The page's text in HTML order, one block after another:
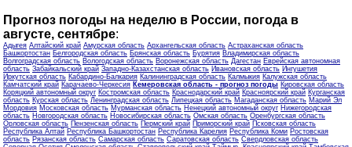
Прогноз погоды на неделю в России, погода в
августе, сентябре:
Адыгея Алтайский край Амурская область Архангельская область Астраханская область
Башкортостан Белгородская область Брянская область Бурятия Владимирская область
Волгоградская область Вологодская область Воронежская область Дагестан Еврейская автономная
область Забайкальский край Западно-Казахстанская область Ивановская область Ингушетия
Иркутская область Кабардино-Балкария Калининградская область Калмыкия Калужская область
Камчатский край Карачаево-Черкесия Кемеровская область - прогноз погоды Кировская область
Коряцкий автономный округ Костромская область Краснодарский край Красноярский край Курганская
область Курская область Ленинградская область Липецкая область Магаданская область Марий Эл
Мордовия Московская область Мурманская область Ненецкий автономный округ Нижегородская
область Новгородская область Новосибирская область Омская область Оренбургская область
Орловская область Пензенская область Пермский край Приморский край Псковская область
Республика Алтай Республика Башкортостан Республика Карелия Республика Коми Ростовская
область Рязанская область Самарская область Саратовская область Свердловская область